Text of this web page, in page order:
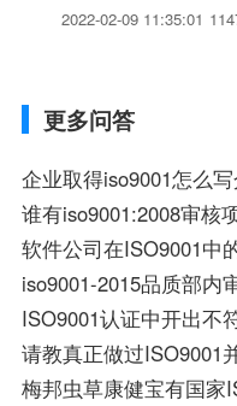
ISO9001认证。
2022-02-09 11:35:01
更多问答
企业取得iso9001怎么
软件公司在ISO9001中
iso9001-2015品质部内